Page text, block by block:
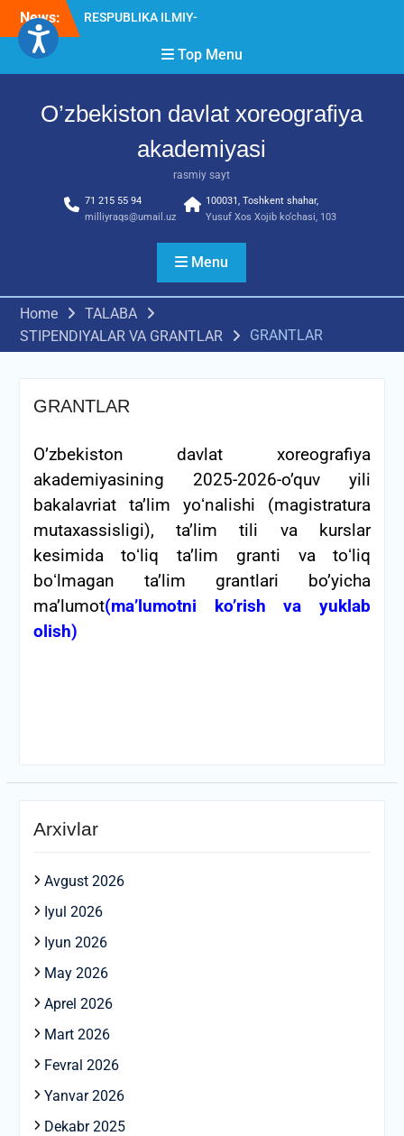
Skip
content
News:
RESPUBLIKA ILMIY-
Akademiyada “Bitiruvchi –
Top Menu
O’zbekiston davlat xoreografiya
akademiyasi
rasmiy sayt
71 215 55 94
milliyraqs@umail.uz
100031, Toshkent shahar,
Yusuf Xos Xojib ko‘chasi, 103
Menu
Home
TALABA
STIPENDIYALAR VA GRANTLAR
GRANTLAR
GRANTLAR
O’zbekiston davlat xoreografiya
akademiyasining 2025-2026-o’quv yili
bakalavriat taʼlim yoʻnalishi (magistratura
mutaxassisligi), taʼlim tili va kurslar
kesimida toʻliq taʼlim granti va toʻliq
boʻlmagan taʼlim grantlari bo’yicha
ma’lumot(ma’lumotni ko’rish va yuklab
olish)
Arxivlar
Avgust 2026
Iyul 2026
Iyun 2026
May 2026
Aprel 2026
Mart 2026
Fevral 2026
Yanvar 2026
Dekabr 2025